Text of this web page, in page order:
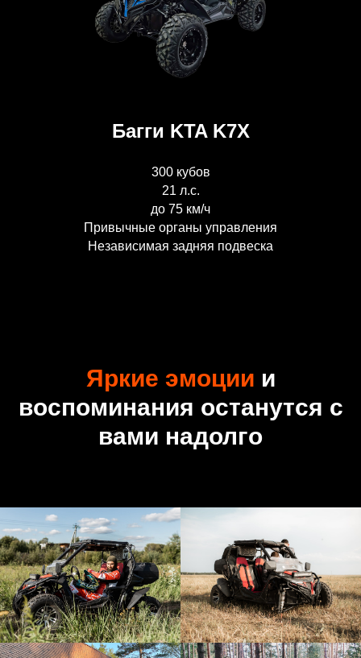
Багги KTA K7X
300 кубов
21 л.с.
до 75 км/ч
Привычные органы управления
Независимая задняя подвеска
Яркие эмоции и
воспоминания останутся с
вами надолго